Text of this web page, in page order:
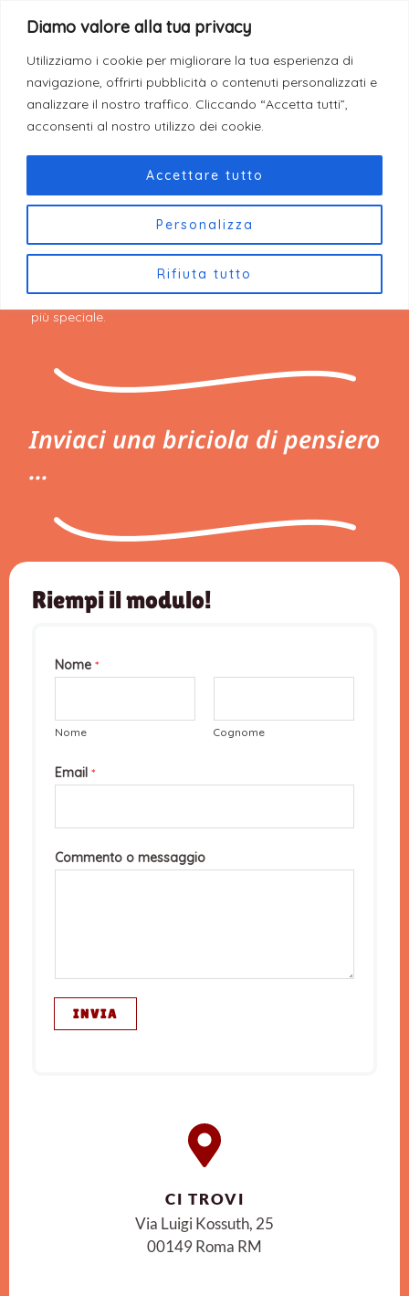
Diamo valore alla tua privacy
Utilizziamo i cookie per migliorare la tua esperienza di
navigazione, offrirti pubblicità o contenuti personalizzati e
analizzare il nostro traffico. Cliccando “Accetta tutti”,
acconsenti al nostro utilizzo dei cookie.
Personalizza
Rifiuta tutto
Accettare tutto
contenuto
a
e
b
o
o
k
n
t
a
g
r
a
m
i
t
o
k
Contattaci
Hai domande, idee o semplicemente vuoi dirci ciao?
Siamo sempre felici di ascoltarti! Compila il modulo qui
sotto o scrivici direttamente: ogni messaggio è un
ingrediente prezioso per rendere Mastri Biscottai ancora
più speciale.
Inviaci una briciola di pensiero
...
Riempi il modulo!
Nome *
Nome Cognome
Email *
Commento o messaggio
INVIA
CI TROVI
Via Luigi Kossuth, 25
00149 Roma RM